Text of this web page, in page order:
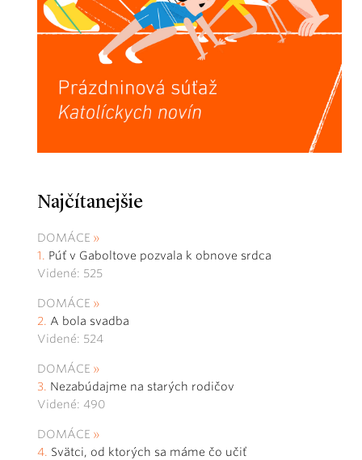
Najčítanejšie
DOMÁCE
Púť v Gaboltove pozvala k obnove srdca
Videné: 525
DOMÁCE
A bola svadba
Videné: 524
DOMÁCE
Nezabúdajme na starých rodičov
Videné: 490
DOMÁCE
Svätci, od ktorých sa máme čo učiť